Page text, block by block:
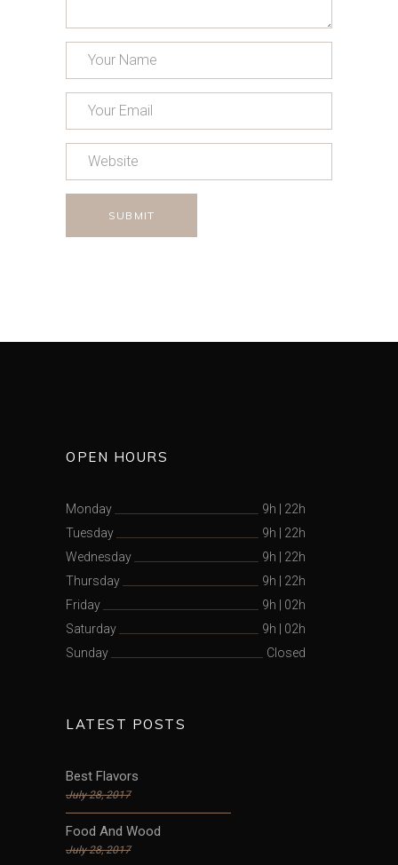
OPEN HOURS
Monday 9h
22h
Tuesday
9h
22h
Wednesday
9h
22h
Thursday
9h
22h
Friday
9h
02h
Saturday
9h
02h
Sunday
Closed
LATEST POSTS
Best Flavors
July 28, 2017
Food And Wood
July 28, 2017